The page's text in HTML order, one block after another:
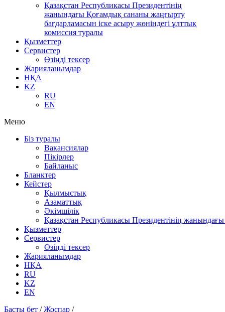
Қазақстан Республикасы Президентінің
жанындағы Қоғамдық сананы жаңғырту
бағдарламасын іске асыру жөніндегі ұлттық
комиссия туралы
Қызметтер
Сервистер
Өзіңді тексер
Жарияланымдар
НҚА
KZ
RU
EN
Меню
Біз туралы
Вакансиялар
Пікірлер
Байланыс
Бланктер
Кейстер
Қылмыстық
Азаматтық
Әкімшілік
Қазақстан Республикасы Президентінің
Қызметтер
Сервистер
Өзіңді тексер
Жарияланымдар
НҚА
RU
KZ
EN
Басты бет /Жоспар /